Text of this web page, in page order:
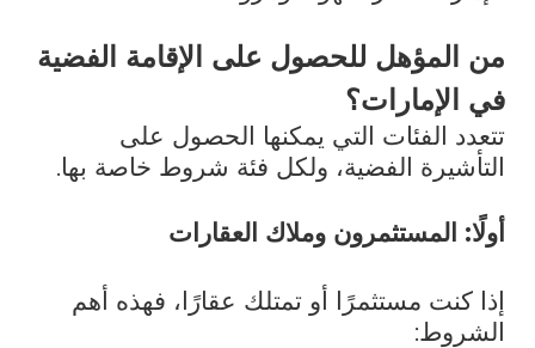
من المؤهل للحصول على الإقامة الفضية
في الإمارات؟
تتعدد الفئات التي يمكنها الحصول على
التأشيرة الفضية، ولكل فئة شروط خاصة بها.
أولًا: المستثمرون وملاك العقارات
إذا كنت مستثمرًا أو تمتلك عقارًا، فهذه أهم
الشروط: